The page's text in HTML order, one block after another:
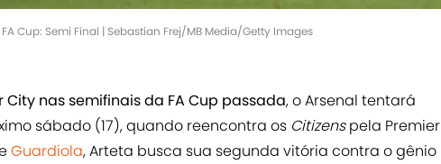
Cup: Semi Final | Sebastian Frej/MB Media/Getty Images
nas semifinais da FA Cup passada, o Arsenal tentará
sábado (17), quando reencontra os Citizenspela Premier
Guardiola, Arteta busca sua segunda vitória contra o gênio